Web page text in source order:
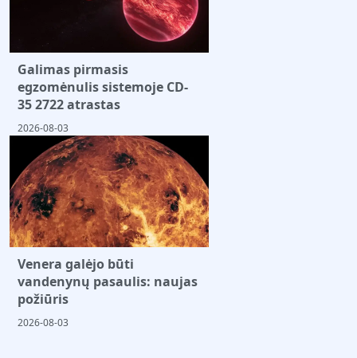
Galimas pirmasis
egzomėnulis sistemoje CD-
35 2722 atrastas
2026-08-03
Venera galėjo būti
vandenynų pasaulis: naujas
požiūris
2026-08-03